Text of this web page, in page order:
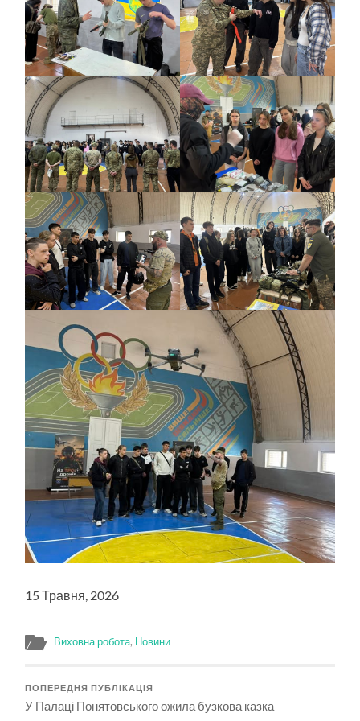
15 Травня, 2026
Виховна робота, Новини
ПОПЕРЕДНЯ ПУБЛІКАЦІЯ
У Палаці Понятовського ожила бузкова казка